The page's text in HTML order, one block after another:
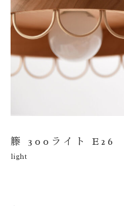
籐 300ライト E26
light